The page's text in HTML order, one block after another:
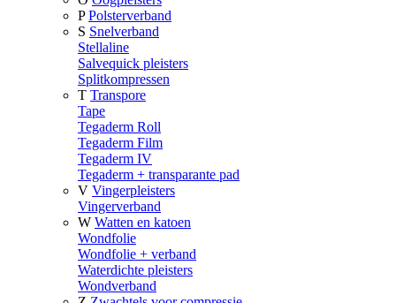
P Polsterverband
S Snelverband
Stellaline
Salvequick pleisters
Splitkompressen
T Transpore
Tape
Tegaderm Roll
Tegaderm Film
Tegaderm IV
Tegaderm + transparante pad
V Vingerpleisters
Vingerverband
W Watten en katoen
Wondfolie
Wondfolie + verband
Waterdichte pleisters
Wondverband